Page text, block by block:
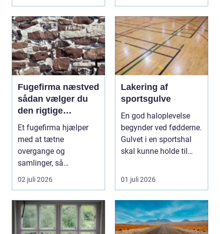
Fugefirma næstved
sådan vælger du
den rigtige
fagmand
Et fugefirma hjælper
med at tætne
overgange og
samlinger, så
bygningen holder sig
sund, tør og pæn i...
02 juli 2026
Lakering af
sportsgulve
En god haloplevelse
begynder ved fødderne.
Gulvet i en sportshal
skal kunne holde til
01 juli 2026